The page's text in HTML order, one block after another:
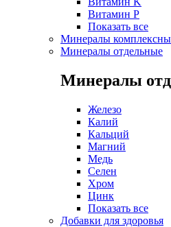
Витамин P
Показать все
Минералы
Минералы отдельные
Минералы
Железо
Калий
Кальций
Магний
Медь
Селен
Хром
Цинк
Показать все
Добавки для здоровья